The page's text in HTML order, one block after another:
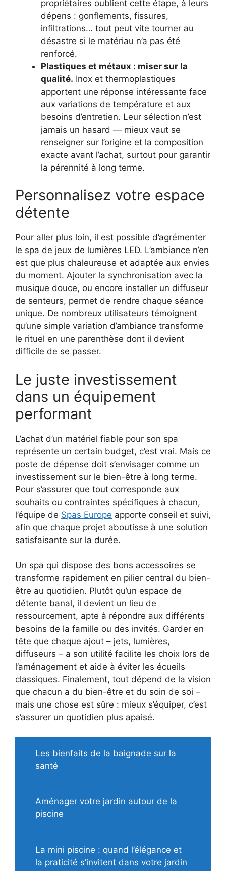
propriétaires oublient cette étape, à leurs
dépens : gonflements, fissures,
infiltrations… tout peut vite tourner au
désastre si le matériau n’a pas été
renforcé.
Plastiques et métaux : miser sur la
qualité. Inox et thermoplastiques
apportent une réponse intéressante face
aux variations de température et aux
besoins d’entretien. Leur sélection n’est
jamais un hasard — mieux vaut se
renseigner sur l’origine et la composition
exacte avant l’achat, surtout pour garantir
la pérennité à long terme.
Personnalisez votre espace
détente
Pour aller plus loin, il est possible d’agrémenter
le spa de jeux de lumières LED. L’ambiance n’en
est que plus chaleureuse et adaptée aux envies
du moment. Ajouter la synchronisation avec la
musique douce, ou encore installer un diffuseur
de senteurs, permet de rendre chaque séance
unique. De nombreux utilisateurs témoignent
qu’une simple variation d’ambiance transforme
le rituel en une parenthèse dont il devient
difficile de se passer.
Le juste investissement
dans un équipement
performant
L’achat d’un matériel fiable pour son spa
représente un certain budget, c’est vrai. Mais ce
poste de dépense doit s’envisager comme un
investissement sur le bien-être à long terme.
Pour s’assurer que tout corresponde aux
souhaits ou contraintes spécifiques à chacun,
l’équipe de Spas Europe apporte conseil et suivi,
afin que chaque projet aboutisse à une solution
satisfaisante sur la durée.
Un spa qui dispose des bons accessoires se
transforme rapidement en pilier central du bien-
être au quotidien. Plutôt qu’un espace de
détente banal, il devient un lieu de
ressourcement, apte à répondre aux différents
besoins de la famille ou des invités. Garder en
tête que chaque ajout – jets, lumières,
diffuseurs – a son utilité facilite les choix lors de
l’aménagement et aide à éviter les écueils
classiques. Finalement, tout dépend de la vision
que chacun a du bien-être et du soin de soi –
mais une chose est sûre : mieux s’équiper, c’est
s’assurer un quotidien plus apaisé.
Les bienfaits de la baignade sur la
santé
Aménager votre jardin autour de la
piscine
La mini piscine : quand l’élégance et
la praticité s’invitent dans votre jardin